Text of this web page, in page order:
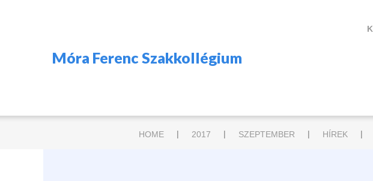
Móra Ferenc Szakkollégium
HOME | 2017 | SZEPTEMBER | HÍREK |